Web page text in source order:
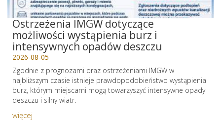
Ostrzeżenia IMGW dotyczące
możliwości wystąpienia burz i
intensywnych opadów deszczu
2026-08-05
Zgodnie z prognozami oraz ostrzeżeniami IMGW w
najbliższym czasie istnieje prawdopodobieństwo wystąpienia
burz, którym miejscami mogą towarzyszyć intensywne opady
deszczu i silny wiatr.
więcej